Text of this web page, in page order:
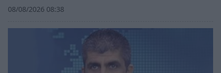
08/08/2026 08:38